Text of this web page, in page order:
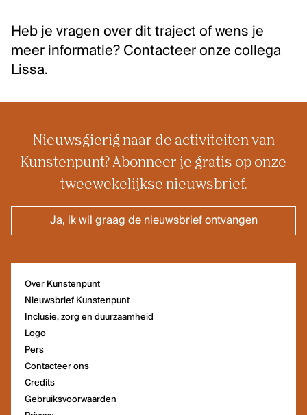
Heb je vragen over dit traject of wens je
meer informatie? Contacteer onze collega
Lissa.
Nieuwsgierig naar de activiteiten van
Kunstenpunt? Abonneer je gratis op onze
tweewekelijkse nieuwsbrief.
Ja, ik wil graag de nieuwsbrief ontvangen
Over Kunstenpunt
Nieuwsbrief Kunstenpunt
Inclusie, zorg en duurzaamheid
Logo
Pers
Contacteer ons
Credits
Gebruiksvoorwaarden